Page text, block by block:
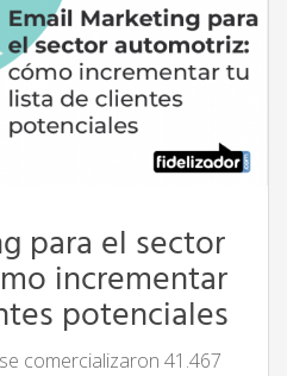
para el sector
incrementar
potenciales
comercializaron 41.467